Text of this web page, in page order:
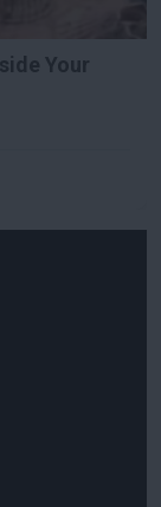
Your